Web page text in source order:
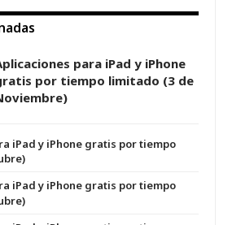
para iPad y iPhone
por tiempo limitado (3 de
iPad y iPhone gratis por tiempo
iPad y iPhone gratis por tiempo